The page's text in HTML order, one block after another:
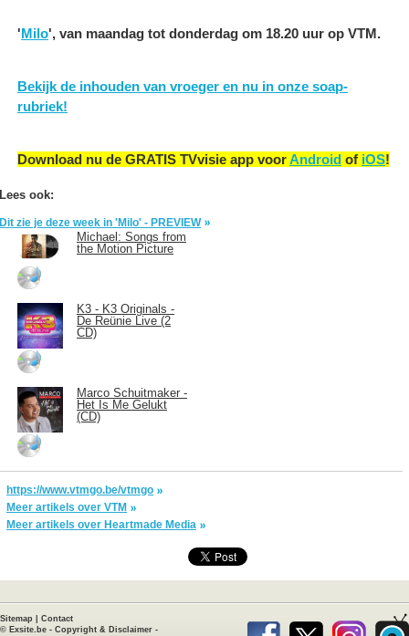
'Milo', van maandag tot donderdag om 18.20 uur op VTM.
Bekijk de inhouden van vroeger en nu in onze soap-
rubriek!
Download nu de GRATIS TVvisie app voorAndroid of iOS!
Lees ook:
Dit zie je deze week in 'Milo' - PREVIEW
Michael: Songs from
the Motion Picture
K3 - K3 Originals -
De Reünie Live (2
CD)
Marco Schuitmaker -
Het Is Me Gelukt
(CD)
https://www.vtmgo.be/vtmgo
Meer artikels over VTM
Meer artikels over Heartmade Media
Sitemap
Contact
© Exsite.be - Copyright & Disclaimer -